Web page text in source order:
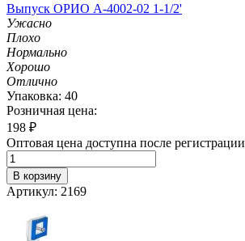
Выпуск ОРИО А-4002-02 1-1/2'
Ужасно
Плохо
Нормально
Хорошо
Отлично
Упаковка: 40
Розничная цена:
198 ₽
Оптовая цена доступна после регистрации
В корзину
Артикул: 2169